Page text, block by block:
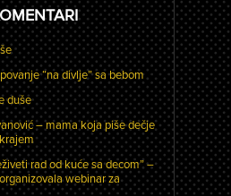
“na divlje” sa bebom
duše
– mama koja piše dečje
rad od kuće sa decom” –
webinar za